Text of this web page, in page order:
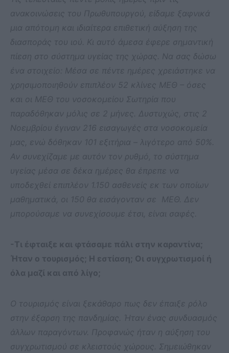
ανακοινώσεις του Πρωθυπουργού, είδαμε ξαφνικά
μια απότομη και ιδιαίτερα επιθετική αύξηση της
διασποράς του ιού. Κι αυτό άμεσα έφερε σημαντική
πίεση στο σύστημα υγείας της χώρας. Να σας δώσω
ένα στοιχείο: Μέσα σε πέντε ημέρες χρειάστηκε να
χρησιμοποιηθούν επιπλέον 52 κλίνες ΜΕΘ – όσες
και οι ΜΕΘ του νοσοκομείου Σωτηρία που
παραδόθηκαν μόλις σε 2 μήνες. Δυστυχώς, στις 2
Νοεμβρίου έγιναν 216 εισαγωγές στα νοσοκομεία
μας, ενώ δόθηκαν 101 εξιτήρια – λιγότερο από 50%.
Αν συνεχίζαμε με αυτόν τον ρυθμό, το σύστημα
υγείας μέσα σε δέκα ημέρες θα έπρεπε να
υποδεχθεί επιπλέον 1.150 ασθενείς εκ των οποίων
μαθηματικά, οι 150 θα εισάγονταν σε ΜΕΘ. Δεν
μπορούσαμε να συνεχίσουμε έτσι, είναι σαφές.
-Τι έφταιξε και φτάσαμε πάλι στην καραντίνα;
Ήταν ο τουρισμός; Η εστίαση; Οι συγχρωτισμοί ή
όλα μαζί και από λίγο;
Ο τουρισμός είναι ξεκάθαρο πως δεν έπαιξε ρόλο
στην έξαρση της πανδημίας. Ήταν ένας συνδυασμός
άλλων παραγόντων. Προφανώς ήταν η αύξηση του
συγχρωτισμού σε κλειστούς χώρους. Σημειώθηκαν